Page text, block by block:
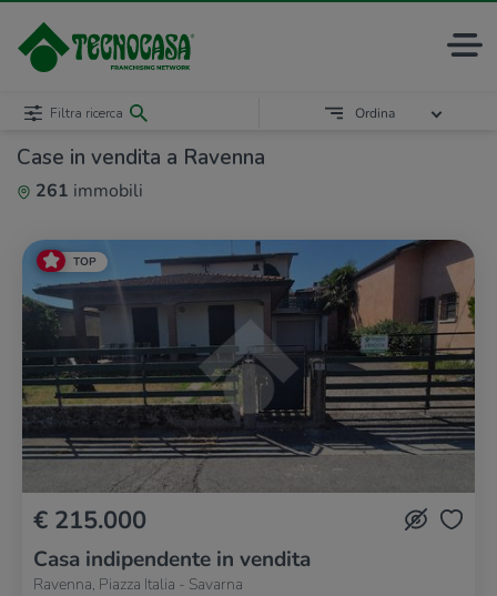
Case in vendita a Ravenna
261 immobili
Filtra ricerca Ordina
TOP
€ 215.000
Casa indipendente in vendita
Ravenna, Piazza Italia - Savarna